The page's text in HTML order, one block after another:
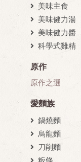
美味主食
美味健力湯
美味健力醬
科學式雞精
原作
原作之選
愛麵族
鍋燒麵
烏龍麵
刀削麵
粄條